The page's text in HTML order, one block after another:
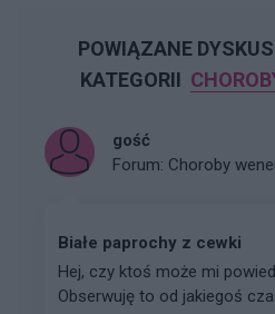
POWIĄZANE
KATEGORII
gość
Forum: Choroby
Białe paprochy z cewki
Hej, czy ktoś może mi
Obserwuję to od jakiegoś